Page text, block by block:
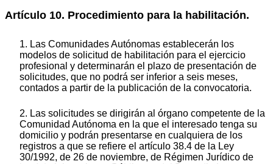
Artículo 10. Procedimiento para la habilitación.
1. Las Comunidades Autónomas establecerán los
modelos de solicitud de habilitación para el ejercicio
profesional y determinarán el plazo de presentación de
solicitudes, que no podrá ser inferior a seis meses,
contados a partir de la publicación de la convocatoria.
2. Las solicitudes se dirigirán al órgano competente de la
Comunidad Autónoma en la que el interesado tenga su
domicilio y podrán presentarse en cualquiera de los
registros a que se refiere el artículo 38.4 de la Ley
30/1992, de 26 de noviembre, de Régimen Jurídico de